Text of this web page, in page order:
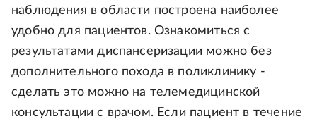
наблюдения в области построена наиболее
удобно для пациентов. Ознакомиться с
результатами диспансеризации можно без
дополнительного похода в поликлинику -
сделать это можно на телемедицинской
консультации с врачом. Если пациент в течение